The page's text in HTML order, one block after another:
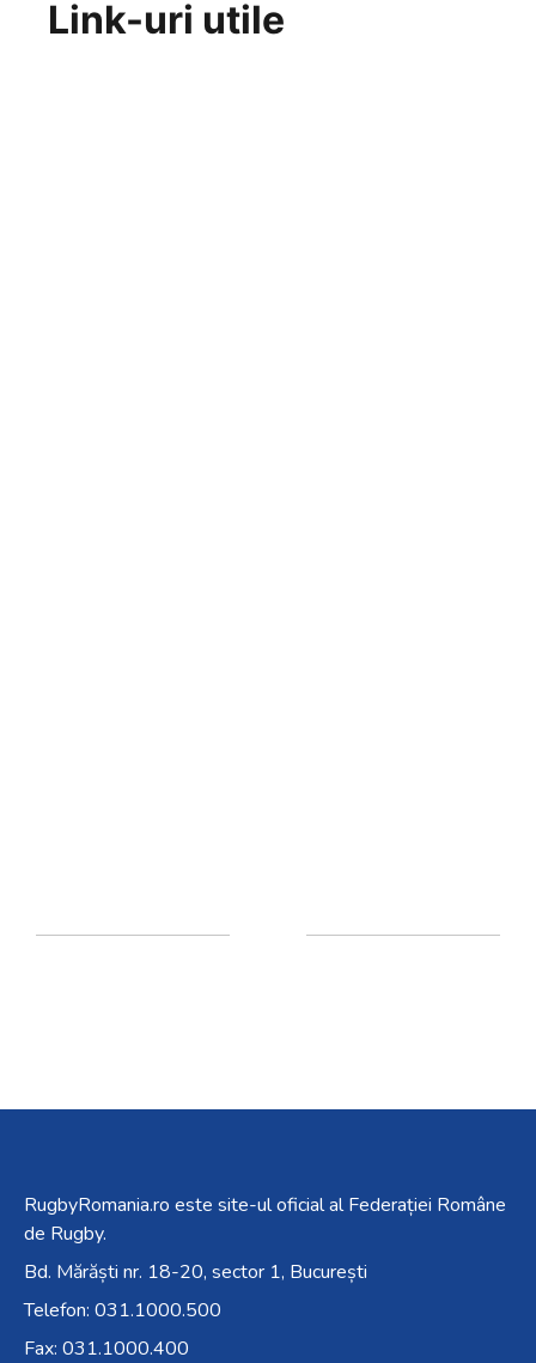
Link-uri utile
RugbyRomania.ro este site-ul oficial al Federației Române
de Rugby.
Bd. Mărăști nr. 18-20, sector 1, București
Telefon: 031.1000.500
Fax: 031.1000.400